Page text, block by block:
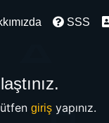
SSS
girişyapınız.